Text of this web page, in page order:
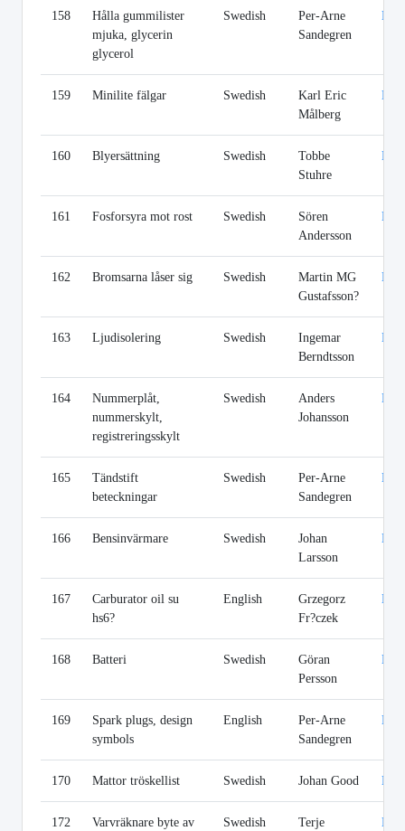
158
Hålla gummilister
mjuka, glycerin
glycerol
Swedish
Per-Arne
Sandegren
Link
159 Minilite fälgar Swedish
Karl Eric
Målberg
Link
160 Blyersättning Swedish
Tobbe
Stuhre
Link
161 Fosforsyra mot rost Swedish
Sören
Andersson
Link
162 Bromsarna låser sig Swedish
Martin MG
Gustafsson?
Link
163 Ljudisolering Swedish
Ingemar
Berndtsson
Link
164
Nummerplåt,
nummerskylt,
registreringsskylt
Swedish
Anders
Johansson
Link
165
Tändstift
beteckningar
Swedish
Per-Arne
Sandegren
Link
166 Bensinvärmare Swedish
Johan
Larsson
Link
167
Carburator oil su
hs6?
English
Grzegorz
Fr?czek
Link
168 Batteri Swedish
Göran
Persson
Link
169
Spark plugs, design
symbols
English
Per-Arne
Sandegren
Link
170 Mattor tröskellist Swedish Johan Good Link
172
Varvräknare byte av
Swedish
Terje
Link